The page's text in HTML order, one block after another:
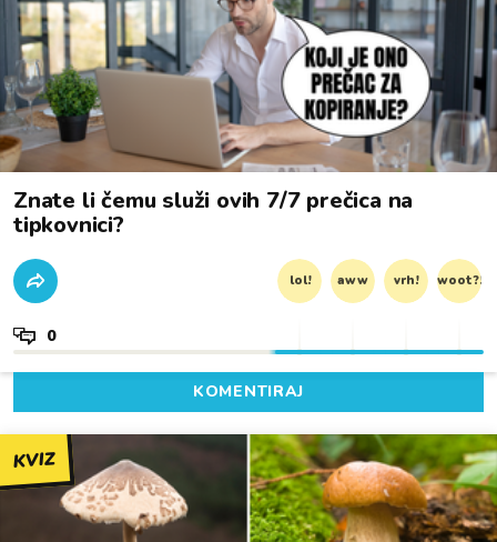
Znate li čemu služi ovih 7/7 prečica na
tipkovnici?
lol! aww vrh! woot?!
0
KOMENTIRAJ
KVIZ